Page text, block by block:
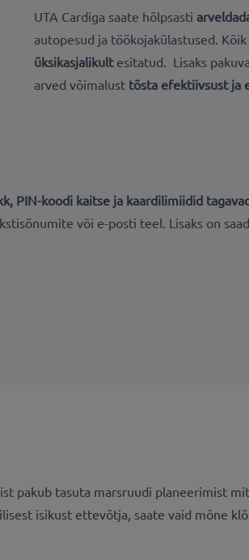
UTA Cardiga saate hõlpsasti
autopesud ja töökojakülastused.
üksikasjalikultesitatud. Lisaks
arved võimalust tõsta efektiivsust ja
PIN-koodi kaitse ja kaardilimiidid
või e-posti teel. Lisaks on
pakub tasuta marsruudi planeerimist
isikust ettevõtja, saate vaid mõne